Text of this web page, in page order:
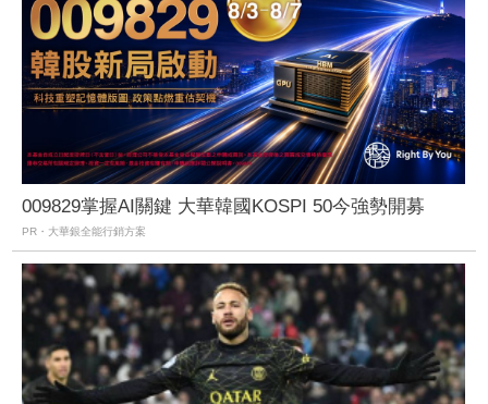
009829掌握AI關鍵 大華韓國KOSPI 50今強勢開募
PR・大華銀全能行銷方案